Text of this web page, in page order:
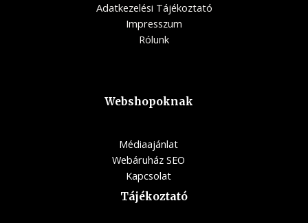
Adatkezelési Tájékoztató
Impresszum
Rólunk
Webshopoknak
Médiaajánlat
Webáruház SEO
Kapcsolat
Tájékoztató